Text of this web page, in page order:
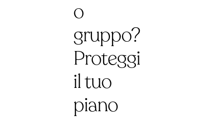
o
gruppo?
Proteggi
il tuo
piano